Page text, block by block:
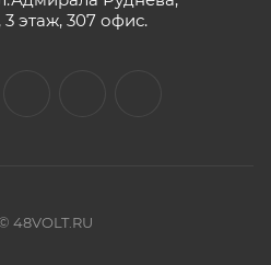
этаж, 307 офис.
48VOLT.RU